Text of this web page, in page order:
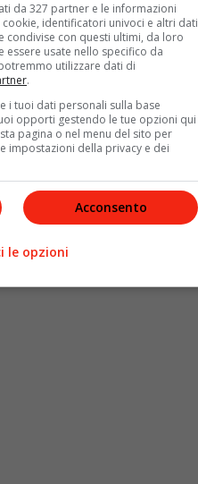
da 327 partner e le informazioni
identificatori univoci e altri dati
con questi ultimi, da loro
essere usate nello specifico da
utilizzare dati di
.
tuoi dati personali sulla base
opporti gestendo le tue opzioni qui
pagina o nel menu del sito per
impostazioni della privacy e dei
Acconsento
le opzioni